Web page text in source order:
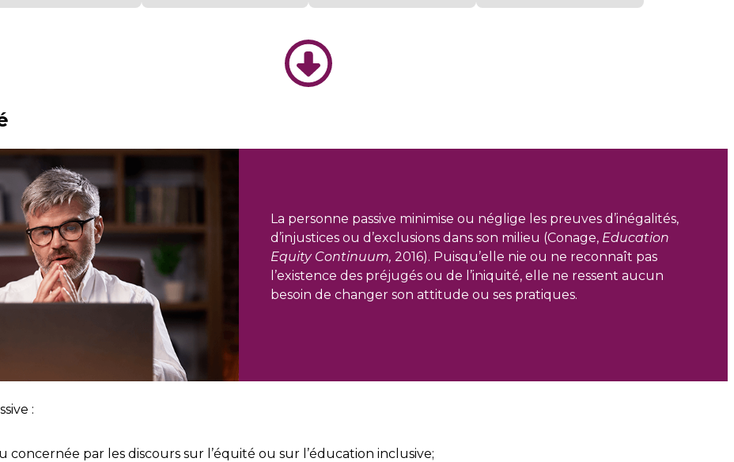
La personne passive minimise ou néglige les preuves d’inégalités,
d’injustices ou d’exclusions dans son milieu (Conage, Education
Equity Continuum, 2016). Puisqu’elle nie ou ne reconnaît pas
l’existence des préjugés ou de l’iniquité, elle ne ressent aucun
besoin de changer son attitude ou ses pratiques.
:
concernée par les discours sur l’équité ou sur l’éducation inclusive;